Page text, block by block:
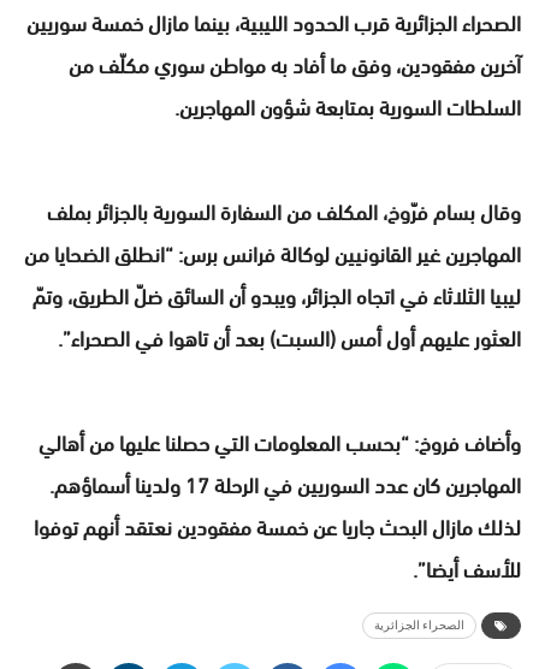
الصحراء الجزائرية قرب الحدود الليبية، بينما مازال خمسة سوريين
آخرين مفقودين، وفق ما أفاد به مواطن سوري مكلّف من
السلطات السورية بمتابعة شؤون المهاجرين.
وقال بسام فرّوخ، المكلف من السفارة السورية بالجزائر بملف
المهاجرين غير القانونيين لوكالة فرانس برس: “انطلق الضحايا من
ليبيا الثلاثاء في اتجاه الجزائر، ويبدو أن السائق ضلّ الطريق، وتمّ
العثور عليهم أول أمس (السبت) بعد أن تاهوا في الصحراء”.
وأضاف فروخ: “بحسب المعلومات التي حصلنا عليها من أهالي
المهاجرين كان عدد السوريين في الرحلة 17 ولدينا أسماؤهم.
لذلك مازال البحث جاريا عن خمسة مفقودين نعتقد أنهم توفوا
للأسف أيضا”.
الصحراء الجزائرية